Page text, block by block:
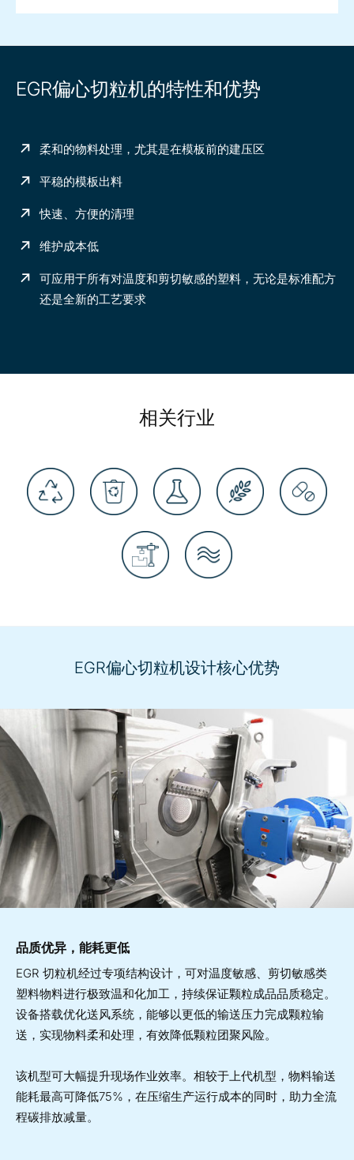
EGR偏心切粒机的特性和优势
柔和的物料处理，尤其是在模板前的建压区
平稳的模板出料
快速、方便的清理
维护成本低
可应用于所有对温度和剪切敏感的塑料，无论是标准配方
还是全新的工艺要求
相关行业
EGR偏心切粒机设计核心优势
品质优异，能耗更低
EGR 切粒机经过专项结构设计，可对温度敏感、剪切敏感类
塑料物料进行极致温和化加工，持续保证颗粒成品品质稳定。
设备搭载优化送风系统，能够以更低的输送压力完成颗粒输
送，实现物料柔和处理，有效降低颗粒团聚风险。
该机型可大幅提升现场作业效率。相较于上代机型，物料输送
能耗最高可降低75%，在压缩生产运行成本的同时，助力全流
程碳排放减量。